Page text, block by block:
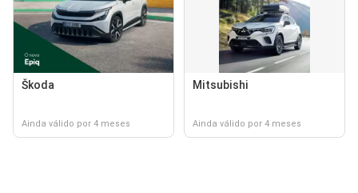
Škoda
Ainda válido por 4 meses
Mitsubishi
Ainda válido por 4 meses